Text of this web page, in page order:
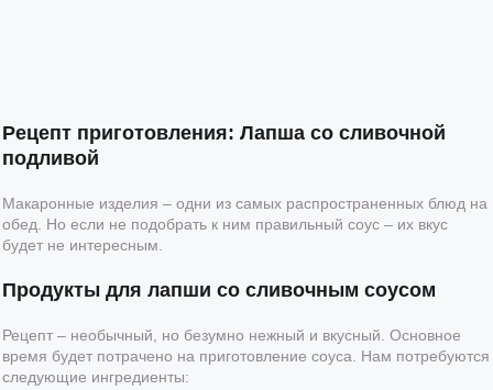
Рецепт приготовления: Лапша со сливочной
подливой
Макаронные изделия – одни из самых распространенных блюд на
обед. Но если не подобрать к ним правильный соус – их вкус
будет не интересным.
Продукты для лапши со сливочным соусом
Рецепт – необычный, но безумно нежный и вкусный. Основное
время будет потрачено на приготовление соуса. Нам потребуются
следующие ингредиенты: